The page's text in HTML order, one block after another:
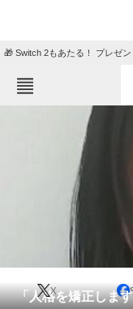
🎁 Switch 2もあたる！ プレゼン
ねとらぼメニュー
会員記事
「人格を矯正しま
X